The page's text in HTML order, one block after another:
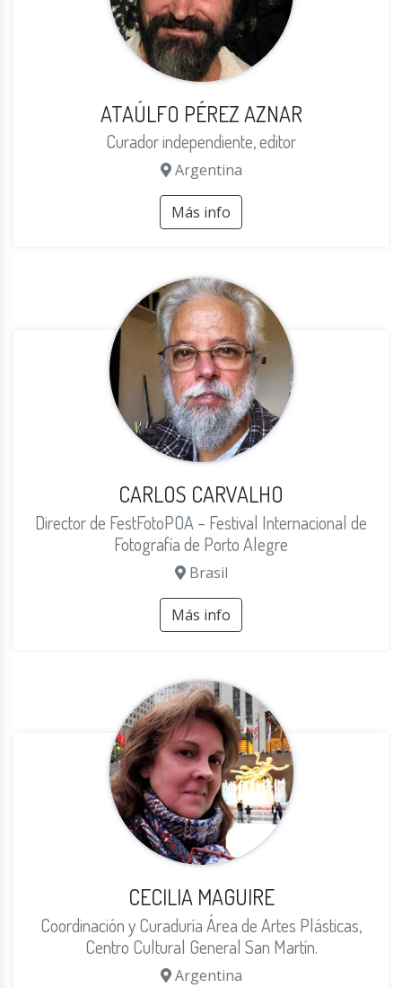
ATAÚLFO PÉREZ AZNAR
Curador independiente, editor
Argentina
Más info
CARLOS CARVALHO
Director de FestFotoPOA – Festival Internacional de
Fotografía de Porto Alegre
Brasil
Más info
CECILIA MAGUIRE
Coordinación y Curaduría Área de Artes Plásticas,
Centro Cultural General San Martín.
Argentina